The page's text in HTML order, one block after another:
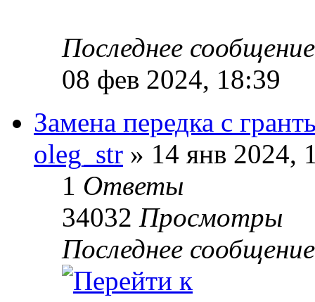
Последнее
08 фев 2024, 18:39
Замена передка с
oleg_str » 14 янв 2024,
1 Ответы
34032 Просмотры
Последнее